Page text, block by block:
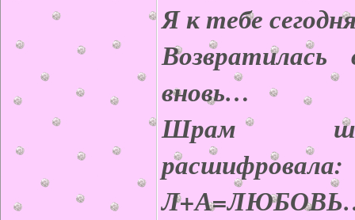
Я к тебе
вновь…
Шрам
расшифровала: